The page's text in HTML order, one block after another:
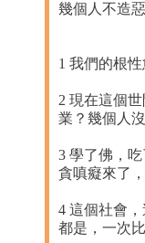
幾個人不造
1 我們的根
2 現在這個
業？幾個人
3 學了佛，
貪嗔癡來了
4 這個社會
都是，一次